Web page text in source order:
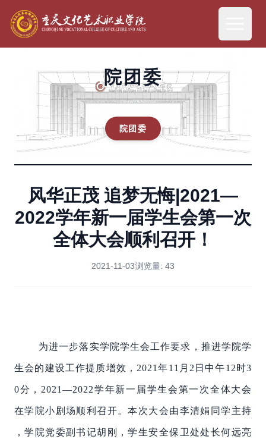
院团委
院团委
风华正茂 追梦无悔|2021—
2022学年新一届学生会第一次
全体大会顺利召开！
2021-11-03浏览量: 43
为进一步落实学院学生会工作要求，推进学院学
生会的建设工作提质增效，2021年11月2日中午12时3
0分，2021—2022学年新一届学生会第一次全体大会
在学院小剧场顺利召开。本次大会由李清娟同学主持
，学院党委副书记胡刚，学生安全保卫处处长何远亮